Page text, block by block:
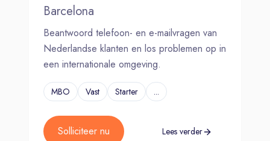
Barcelona
Beantwoord telefoon- en e-mailvragen van
Nederlandse klanten en los problemen op in
een internationale omgeving.
MBO Vast Starter ...
Solliciteer nu Lees verder